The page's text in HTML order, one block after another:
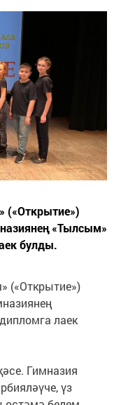
(«Открытие»)
«Тылсым»
булды.
(«Открытие»)
лаек
Гимназия
үз